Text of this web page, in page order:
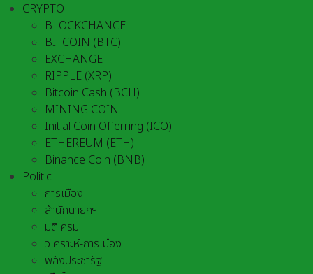
CRYPTO
BLOCKCHANCE
BITCOIN (BTC)
EXCHANGE
RIPPLE (XRP)
Bitcoin Cash (BCH)
MINING COIN
Initial Coin Offerring (ICO)
ETHEREUM (ETH)
Binance Coin (BNB)
Politic
การเมือง
สำนักนายกฯ
มติ ครม.
วิเคราะห์-การเมือง
พลังประชารัฐ